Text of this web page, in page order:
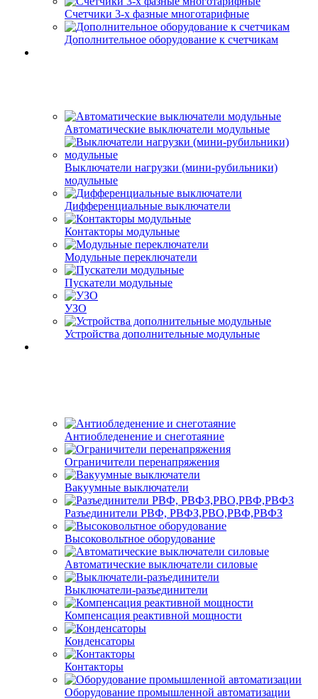
Счетчики 3-х фазные многотарифные
Дополнительное оборудование к счетчикам
Автоматические выключатели модульные
Выключатели нагрузки (мини-рубильники)
модульные
Дифференциальные выключатели
Контакторы модульные
Модульные переключатели
Пускатели модульные
УЗО
Устройства дополнительные модульные
Антиобледенение и снеготаяние
Ограничители перенапряжения
Вакуумные выключатели
Разъединители РВФ, РВФЗ,РВО,РВФ,РВФЗ
Высоковольтное оборудование
Автоматические выключатели cиловые
Выключатели-разъединители
Компенсация реактивной мощности
Конденсаторы
Контакторы
Оборудование промышленной автоматизации